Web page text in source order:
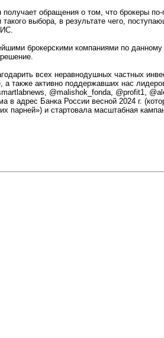
получает обращения о том, что брокеры
выбора, в результате чего,
брокерскими компаниями по
всех неравнодушных частных
а также активно поддержавших нас
@malishok_fonda, @profit1,
в адрес Банка России весной 2024 г.
парней») и стартовала масштабная